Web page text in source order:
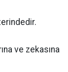
ve zekasına